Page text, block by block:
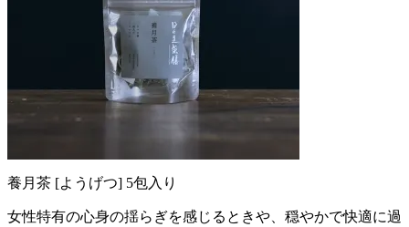
養月茶 [ようげつ] 5包入り
女性特有の心身の揺らぎを感じるときや、穏やかで快適に過